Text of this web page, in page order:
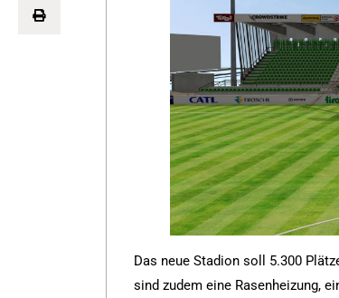
Das neue Stadion soll 5.300
sind zudem eine Rasenheizung,